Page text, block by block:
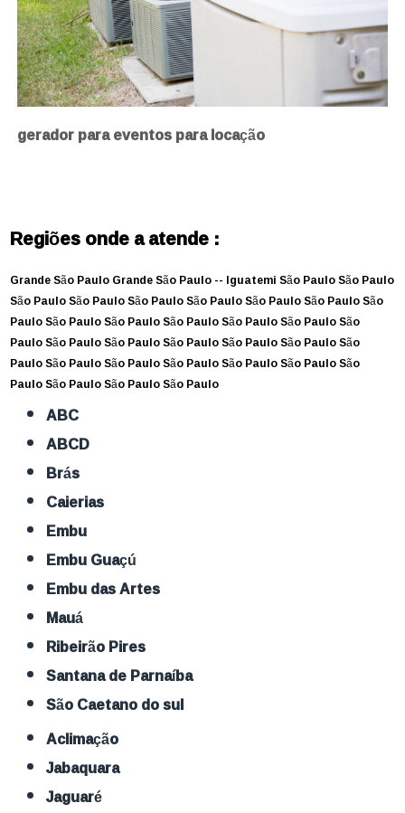
gerador para eventos para locação
Regiões onde a atende :
Grande São PauloGrande São Paulo -- IguatemiSão PauloSão Paulo
São PauloSão PauloSão PauloSão PauloSão PauloSão PauloSão
PauloSão PauloSão PauloSão PauloSão PauloSão PauloSão
PauloSão PauloSão PauloSão PauloSão PauloSão PauloSão
PauloSão PauloSão PauloSão PauloSão PauloSão PauloSão
PauloSão PauloSão PauloSão Paulo
ABC
ABCD
Brás
Caierias
Embu
Embu Guaçú
Embu das Artes
Mauá
Ribeirão Pires
Santana de Parnaíba
São Caetano do sul
Aclimação
Jabaquara
Jaguaré